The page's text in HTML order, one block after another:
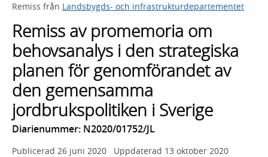
framträder
lista
med
sökförslag
Remiss från Landsbygds- och infrastrukturdepartementet
Remiss av promemoria om
behovsanalys i den strategiska
planen för genomförandet av
den gemensamma
jordbrukspolitiken i Sverige
Diarienummer: N2020/01752/JL
Publicerad 26 juni 2020 Uppdaterad 13 oktober 2020